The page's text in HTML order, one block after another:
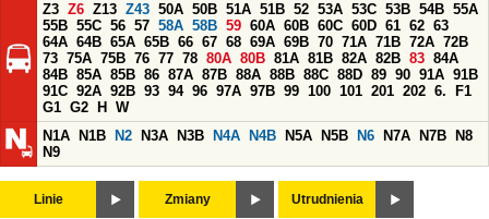
Z3 Z6 Z13 Z43 50A 50B 51A 51B 52 53A 53C 53B 54B 55A
55B 55C 56 57 58A 58B 59 60A 60B 60C 60D 61 62 63
64A 64B 65A 65B 66 67 68 69A 69B 70 71A 71B 72A 72B
73 75A 75B 76 77 78 80A 80B 81A 81B 82A 82B 83 84A
84B 85A 85B 86 87A 87B 88A 88B 88C 88D 89 90 91A 91B
91C 92A 92B 93 94 96 97A 97B 99 100 101 201 202 6.
F1
G1 G2 H
W
N1A
N1B N2 N3A N3B N4A N4B N5A N5B N6 N7A N7B
N8
N9
Linie Zmiany Utrudnienia